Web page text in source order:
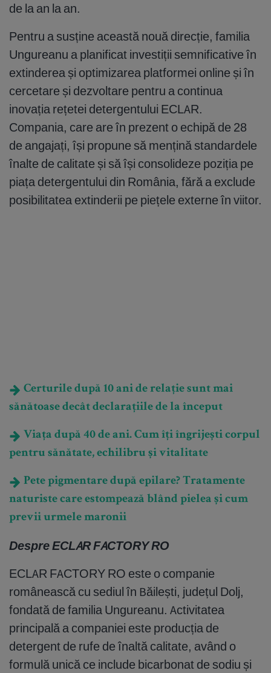
de la an la an.
Pentru a susține această nouă direcție, familia
Ungureanu a planificat investiții semnificative în
extinderea și optimizarea platformei online și în
cercetare și dezvoltare pentru a continua
inovația rețetei detergentului ECLAR.
Compania, care are în prezent o echipă de 28
de angajați, își propune să mențină standardele
înalte de calitate și să își consolideze poziția pe
piața detergentului din România, fără a exclude
posibilitatea extinderii pe piețele externe în viitor.
Certurile după 10 ani de relație sunt mai
sănătoase decât declarațiile de la început
Viața după 40 de ani. Cum îți îngrijești corpul
pentru sănătate, echilibru și vitalitate
Pete pigmentare după epilare? Tratamente
naturiste care estompează blând pielea și cum
previi urmele maronii
Despre ECLAR FACTORY RO
ECLAR FACTORY RO este o companie
românească cu sediul în Băilești, județul Dolj,
fondată de familia Ungureanu. Activitatea
principală a companiei este producția de
detergent de rufe de înaltă calitate, având o
formulă unică ce include bicarbonat de sodiu și